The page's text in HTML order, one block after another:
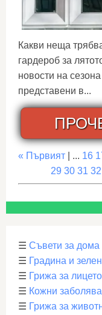
Какви неща
гардероб за
новости на
представени в...
« Първият | ... 16
29 30 31 32
☰ Съвети за дома
☰ Градина и
☰ Грижа за лицето
☰ Кожни
☰ Грижа за